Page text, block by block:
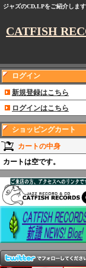
ジャズのCD,LPをご紹介しま
CATFISH
ログイン
新規登録はこちら
ログインはこちら
ショッピングカート
カートの中身
カートは空です。